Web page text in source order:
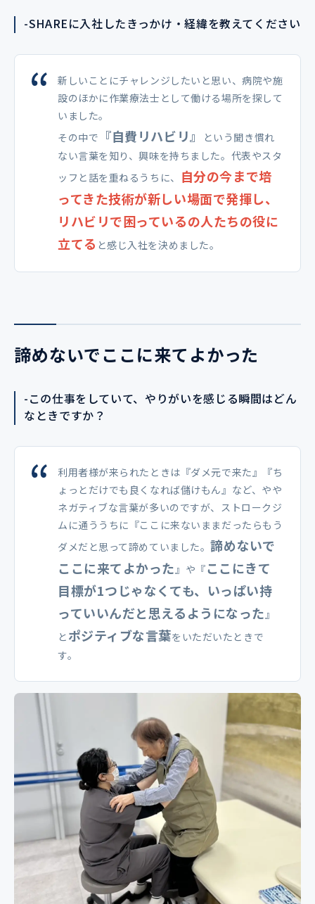
-SHAREに入社したきっかけ・経緯を教えてください
新しいことにチャレンジしたいと思い、病院や施
設のほかに作業療法士として働ける場所を探して
いました。
その中で 『自費リハビリ』
という聞き慣れ
ない言葉を知り、興味を持ちました。代表やスタ
ッフと話を重ねるうちに、
自分の今まで培
ってきた技術が新しい場面で発揮し、
リハビリで困っているの人たちの役に
立てる と感じ入社を決めました。
諦めないでここに来てよかった
-この仕事をしていて、やりがいを感じる瞬間はどん
なときですか？
利用者様が来られたときは『ダメ元で来た』『ち
ょっとだけでも良くなれば儲けもん』など、やや
ネガティブな言葉が多いのですが、ストロークジ
ムに通ううちに『ここに来ないままだったらもう
ダメだと思って諦めていました。諦めないで
ここに来てよかった 』や『ここにきて
目標が1つじゃなくても、いっぱい持
っていいんだと思えるようになった 』
と ポジティブな言葉をいただいたときで
す。